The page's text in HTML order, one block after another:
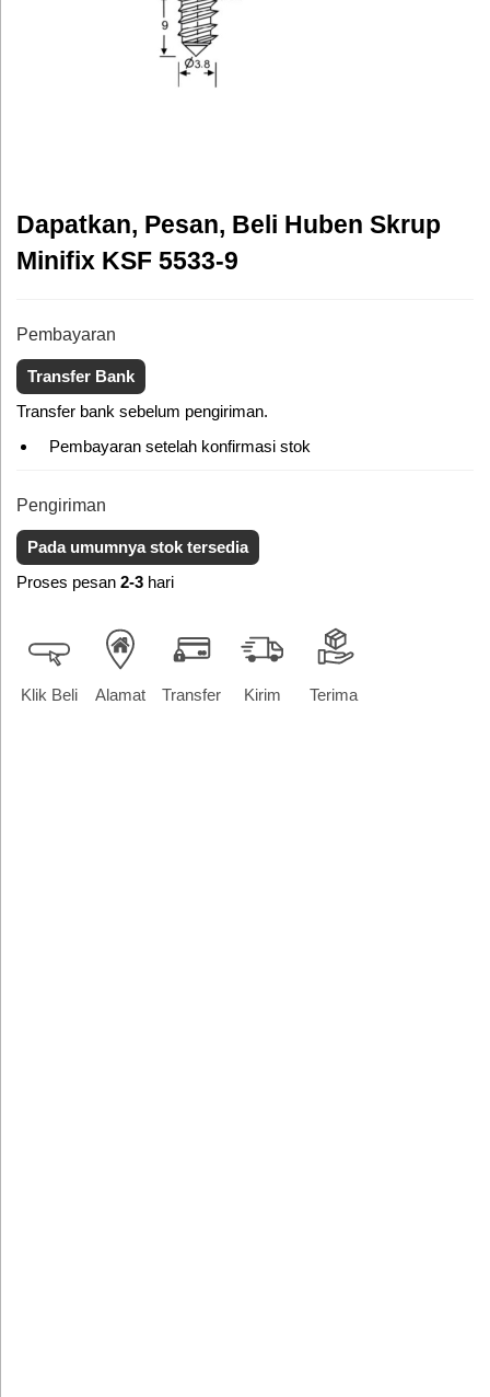
Dapatkan, Pesan, Beli Huben Skrup
Minifix KSF 5533-9
Pembayaran
Transfer Bank
Transfer bank sebelum pengiriman.
Pembayaran setelah konfirmasi stok
Pengiriman
Pada umumnya stok tersedia
Proses pesan 2-3 hari
Klik Beli Alamat Transfer Kirim Terima